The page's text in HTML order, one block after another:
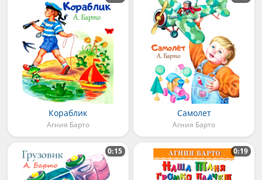
Кораблик
Агния Барто
Самолет
Агния Барто
0:15 0:19